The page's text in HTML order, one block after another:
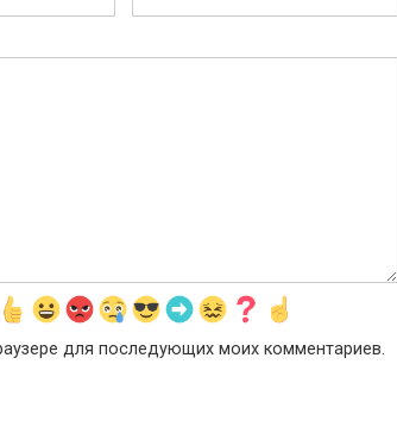
для последующих моих комментариев.